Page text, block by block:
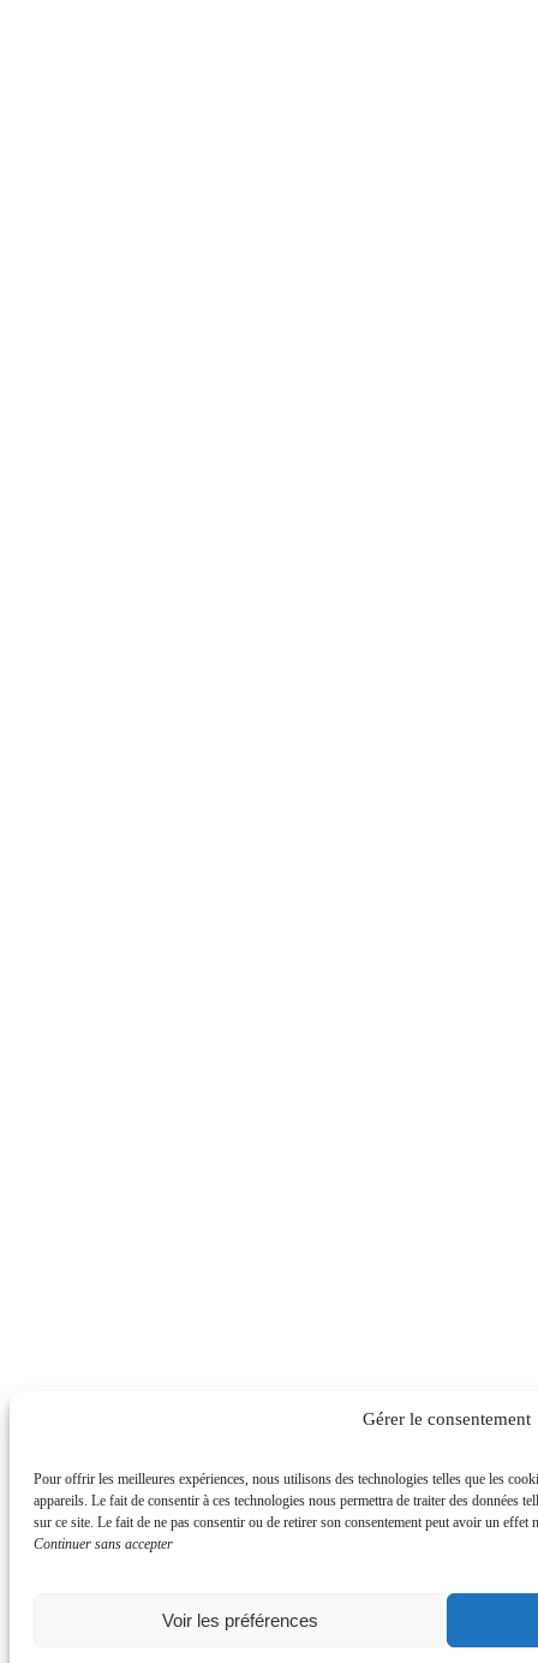
Gérer le consentement
Pour offrir les meilleures expériences, nous utilisons des technologies telles que les
appareils. Le fait de consentir à ces technologies nous permettra de traiter des données
sur ce site. Le fait de ne pas consentir ou de retirer son consentement peut avoir un effet
Continuer sans accepter
Voir les préférences